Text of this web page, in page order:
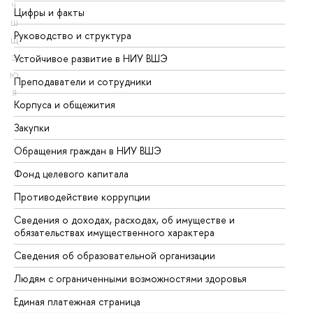
Ч
Ш
Щ
Э
Ю
Я
Цифры и факты
Руководство и структура
Устойчивое развитие в НИУ ВШЭ
Преподаватели и сотрудники
Корпуса и общежития
Закупки
Обращения граждан в НИУ ВШЭ
Фонд целевого капитала
Противодействие коррупции
Сведения о доходах, расходах, об имуществе и
обязательствах имущественного характера
Сведения об образовательной организации
Людям с ограниченными возможностями здоровья
Единая платежная страница